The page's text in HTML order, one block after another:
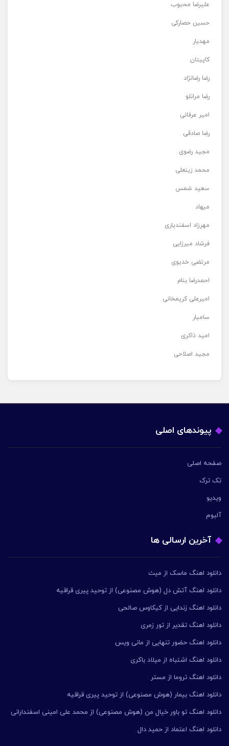
علیرضا محبوب
حسین حصارکی
مهدیار
کاپیتان
رضا رضانژاد
رضا مرانلو
امیر عرفانی
رضا صادقی
مجید رضوی
محمد زینعلی
سعید شمس
میهاد
مهرزاد اسفندیاری
فرشاد میرزایی
مرتضی خدیوی
احمدرضا بنام
امیرعلی کریمخانی
سامیار
امید ذاکری
مجید اصلاحی
پیوندهای اصلی
صفحه اصلی
تک ترک
ویدیو
آلبوم
آخرین ارسالی ها
دانلود اهنگ ماسک از میث
دانلود اهنگ آتش دل (هوش مصنوعی) از توحید پیری قراقیه
دانلود اهنگ زندایی از کیکاوس صالحی
دانلود اهنگ تقدیر از تور زمری
دانلود اهنگ حضور تنهایی از مانی ویس
دانلود اهنگ اشتباه از میلاد باکری
دانلود اهنگ تروما از مستر
دانلود اهنگ بیمار (هوش مصنوعی) از توحید پیری قراقیه
دانلود اهنگ تو باور خیال من (هوش مصنوعی) از محمد علی امینی اسفندارانی
دانلود اهنگ اعتماد از حمید دال